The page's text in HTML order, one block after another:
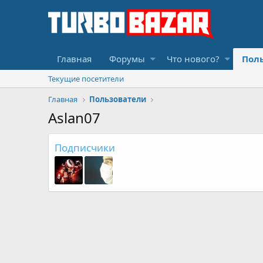
Главная Форумы Что нового?
Текущие посетители
Главная
Пользователи
Aslan07
Подписчики